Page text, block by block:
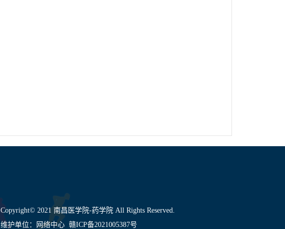
Copyright© 2021 南昌医学院-药学院 All Rights Reserved.
维护单位：网络中心 赣ICP备2021005387号